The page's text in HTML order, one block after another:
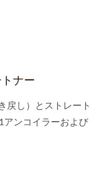
ナー
戻し）とストレート
アンコイラーおよび